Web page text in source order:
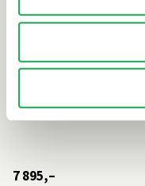
7 895,–